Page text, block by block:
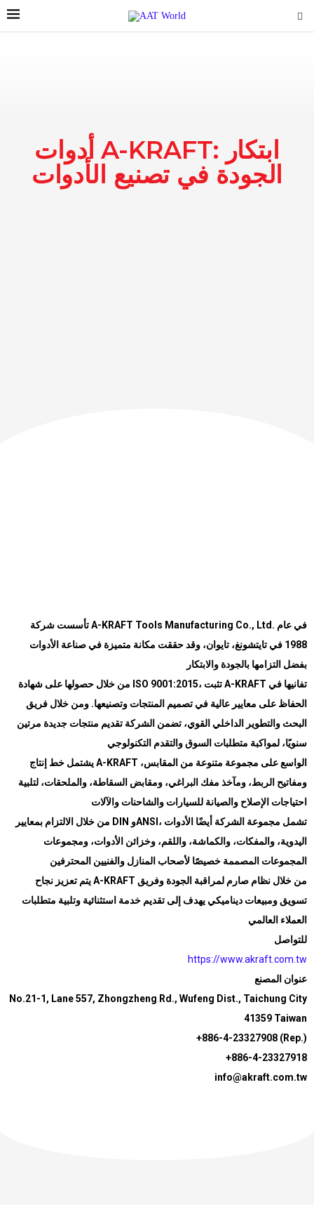
أدوات A-KRAFT: ابتكار
الجودة في تصنيع الأدوات
تأسست شركةA-KRAFT Tools Manufacturing Co., Ltd. في عام
1988 في تايتشونغ، تايوان، وقد حققت مكانة متميزة في صناعة الأدوات
بفضل التزامها بالجودة والابتكار
من خلال حصولها على شهادة ISO 9001:2015 ، تثبتA-KRAFT تفانيها في
الحفاظ على معايير عالية في تصميم المنتجات وتصنيعها. ومن خلال فريق
البحث والتطوير الداخلي القوي، تضمن الشركة تقديم منتجات جديدة مرتين
سنويًا، لمواكبة متطلبات السوق والتقدم التكنولوجي
يشتمل خط إنتاجA-KRAFT الواسع على مجموعة متنوعة من المقابس،
ومفاتيح الربط، ومآخذ مفك البراغي، ومقابض السقاطة، والملحقات، لتلبية
احتياجات الإصلاح والصيانة للسيارات والشاحنات والآلات
من خلال الالتزام بمعايير DIN وANSI ، تشمل مجموعة الشركة أيضًا الأدوات
اليدوية، والمفكات، والكماشة، واللقم، وخزائن الأدوات، ومجموعات
المجموعات المصممة خصيصًا لأصحاب المنازل والفنيين المحترفين
يتم تعزيز نجاحA-KRAFT من خلال نظام صارم لمراقبة الجودة وفريق
تسويق ومبيعات ديناميكي يهدف إلى تقديم خدمة استثنائية وتلبية متطلبات
العملاء العالمي
للتواصل
https://www.akraft.com.tw
عنوان المصنع
No.21-1, Lane 557, Zhongzheng Rd., Wufeng Dist., Taichung City
41359 Taiwan
+886-4-23327908 (Rep.)
+886-4-23327918
info@akraft.com.tw